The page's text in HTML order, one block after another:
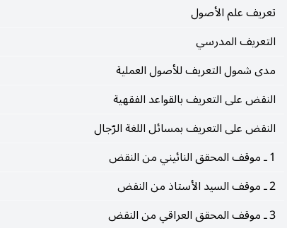
تعريف علم الأصول
التعريف المدرسي
مدى شمول التعريف للأصول العملية
النقض على التعريف بالقواعد الفقهية
النقض على التعريف بمسائل اللغة الرّجال
1 ـ موقف المحقق النائيني من النقض
2 ـ موقف السيد الأستاذ من النقض
3 ـ موقف المحقق العراقي من النقض